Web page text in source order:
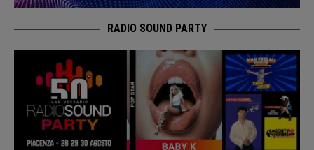
RADIO SOUND PARTY